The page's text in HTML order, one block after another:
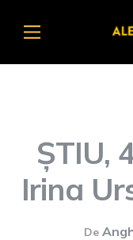
ȘTIU,
Irina
De